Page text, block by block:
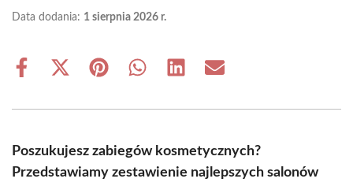
Data dodania: 1 sierpnia 2026 r.
Share
Share
(Twitter)
Share Share Share Share
Poszukujesz zabiegów kosmetycznych?
Przedstawiamy zestawienie najlepszych salonów